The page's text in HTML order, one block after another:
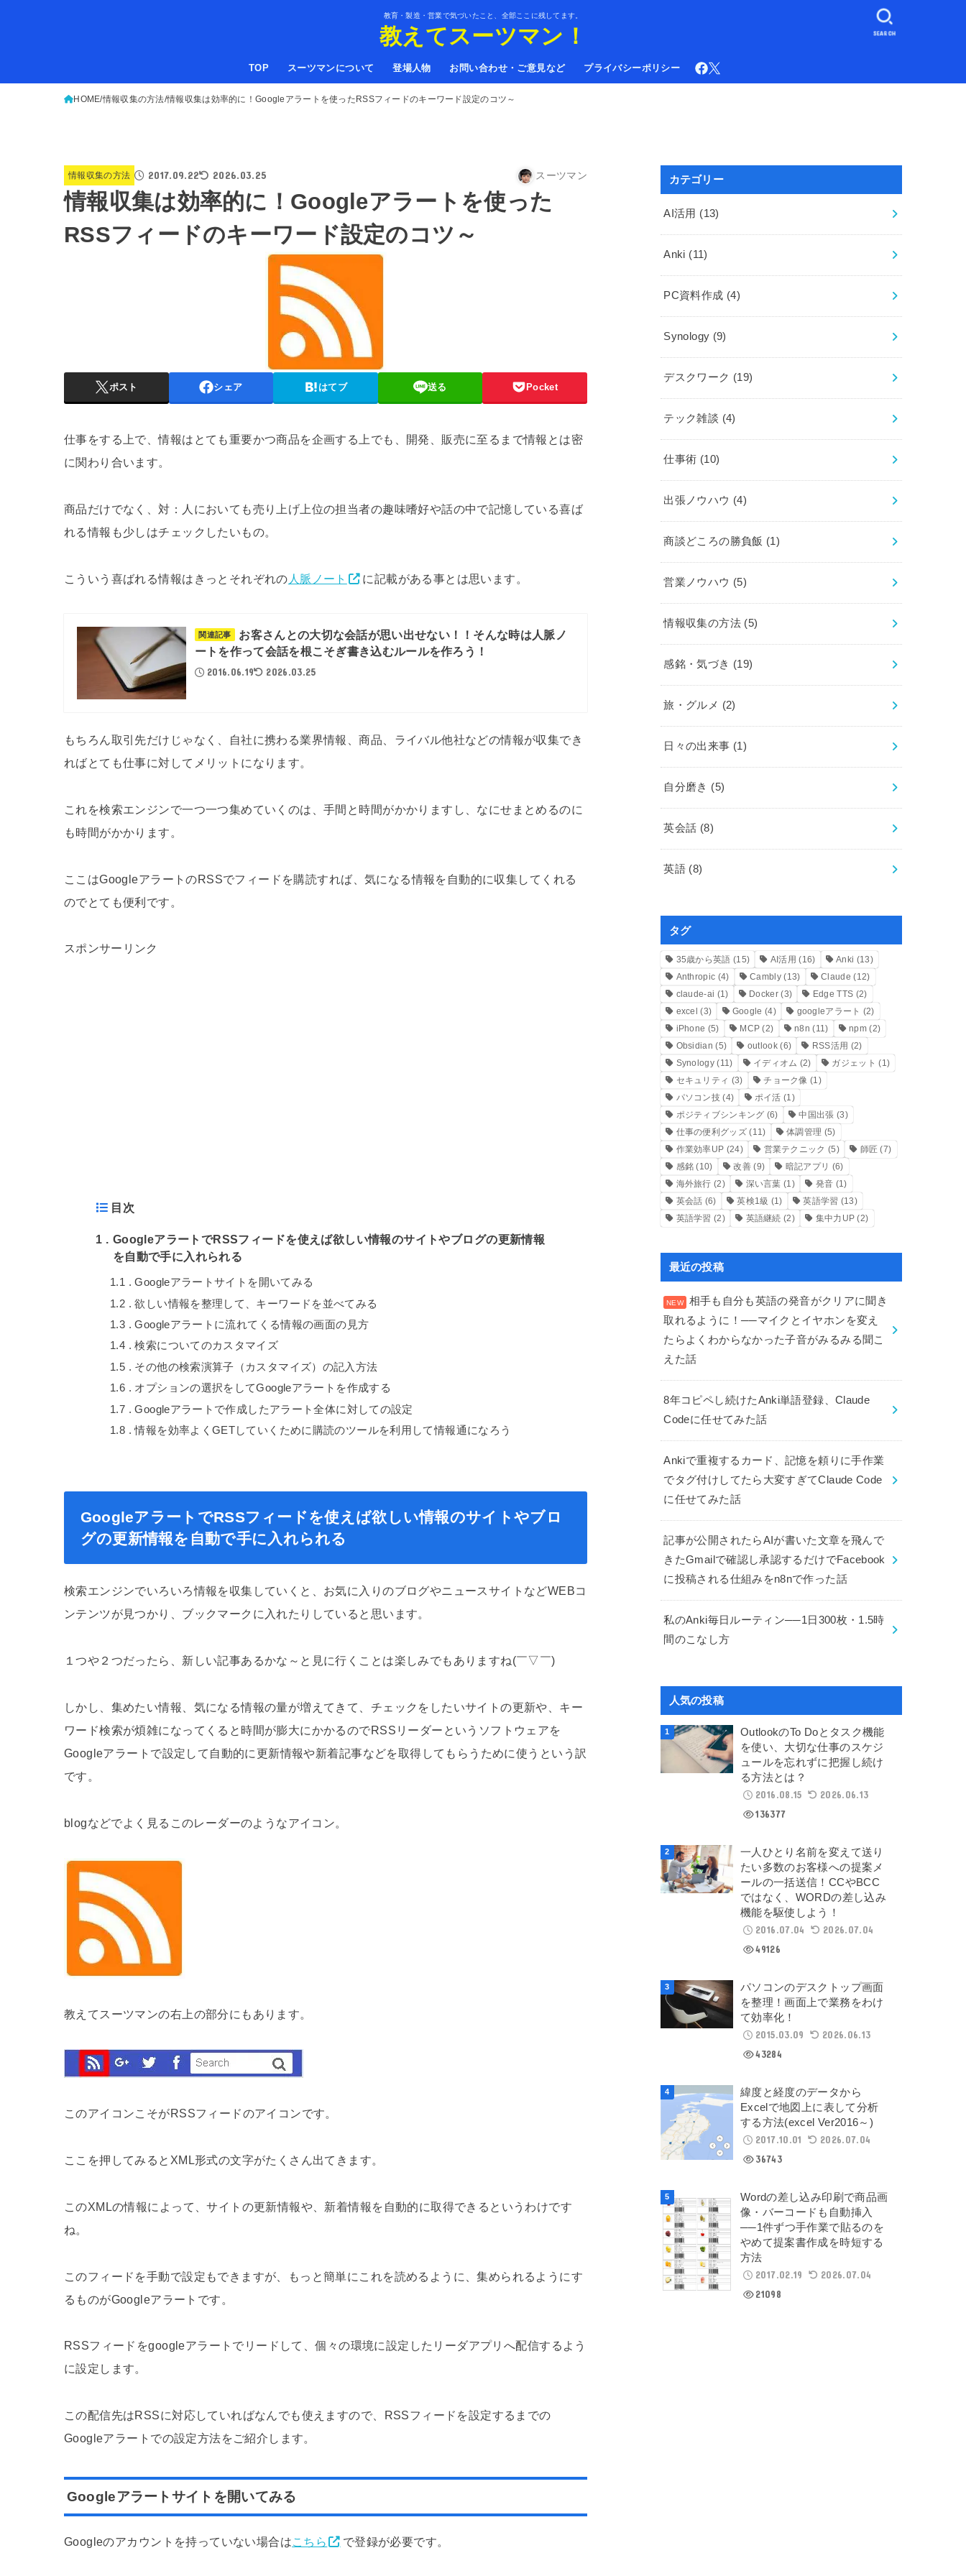
教育・製造・営業で気づいたこと、全部ここに残してます。
教えてスーツマン！
TOP スーツマンについて 登場人物 お問い合わせ・ご意見など プライバシーポリシー
SEARCH
HOME 情報収集の方法 情報収集は効率的に！Googleアラートを使ったRSSフィードのキーワード設定のコツ～
情報収集の方法 2017.09.22 2026.03.25 スーツマン
情報収集は効率的に！Googleアラートを使った
RSSフィードのキーワード設定のコツ～
ポスト シェア はてブ 送る Pocket
仕事をする上で、情報はとても重要かつ商品を企画する上でも、開発、販売に至るまで情報とは密
に関わり合います。
商品だけでなく、対：人においても売り上げ上位の担当者の趣味嗜好や話の中で記憶している喜ば
れる情報も少しはチェックしたいもの。
こういう喜ばれる情報はきっとそれぞれの 人脈ノート に記載がある事とは思います。
関連記事
お客さんとの大切な会話が思い出せない！！そんな時は人脈ノ
ートを作って会話を根こそぎ書き込むルールを作ろう！
2016.06.19 2026.03.25
もちろん取引先だけじゃなく、自社に携わる業界情報、商品、ライバル他社などの情報が収集でき
ればとても仕事に対してメリットになります。
これを検索エンジンで一つ一つ集めていくのは、手間と時間がかかりますし、なにせまとめるのに
も時間がかかります。
ここはGoogleアラートのRSSでフィードを購読すれば、気になる情報を自動的に収集してくれる
のでとても便利です。
スポンサーリンク
目次
1
GoogleアラートでRSSフィードを使えば欲しい情報のサイトやブログの更新情報
を自動で手に入れられる
1.1
Googleアラートサイトを開いてみる
1.2
欲しい情報を整理して、キーワードを並べてみる
1.3
Googleアラートに流れてくる情報の画面の見方
1.4
検索についてのカスタマイズ
1.5
その他の検索演算子（カスタマイズ）の記入方法
1.6
オプションの選択をしてGoogleアラートを作成する
1.7
Googleアラートで作成したアラート全体に対しての設定
1.8
情報を効率よくGETしていくために購読のツールを利用して情報通になろう
GoogleアラートでRSSフィードを使えば欲しい情報のサイトやブロ
グの更新情報を自動で手に入れられる
検索エンジンでいろいろ情報を収集していくと、お気に入りのブログやニュースサイトなどWEBコ
ンテンツが見つかり、ブックマークに入れたりしていると思います。
１つや２つだったら、新しい記事あるかな～と見に行くことは楽しみでもありますね(￣▽￣)
しかし、集めたい情報、気になる情報の量が増えてきて、チェックをしたいサイトの更新や、キー
ワード検索が煩雑になってくると時間が膨大にかかるのでRSSリーダーというソフトウェアを
Googleアラートで設定して自動的に更新情報や新着記事などを取得してもらうために使うという訳
です。
blogなどでよく見るこのレーダーのようなアイコン。
教えてスーツマンの右上の部分にもあります。
このアイコンこそがRSSフィードのアイコンです。
ここを押してみるとXML形式の文字がたくさん出てきます。
このXMLの情報によって、サイトの更新情報や、新着情報を自動的に取得できるというわけです
ね。
このフィードを手動で設定もできますが、もっと簡単にこれを読めるように、集められるようにす
るものがGoogleアラートです。
RSSフィードをgoogleアラートでリードして、個々の環境に設定したリーダアプリへ配信するよう
に設定します。
この配信先はRSSに対応していればなんでも使えますので、RSSフィードを設定するまでの
Googleアラートでの設定方法をご紹介します。
Googleアラートサイトを開いてみる
Googleのアカウントを持っていない場合はこちら で登録が必要です。
カテゴリー
AI活用 (13)
Anki (11)
PC資料作成 (4)
Synology (9)
デスクワーク (19)
テック雑談 (4)
仕事術 (10)
出張ノウハウ (4)
商談どころの勝負飯 (1)
営業ノウハウ (5)
情報収集の方法 (5)
感銘・気づき (19)
旅・グルメ (2)
日々の出来事 (1)
自分磨き (5)
英会話 (8)
英語 (8)
タグ
35歳から英語 (15) AI活用 (16) Anki (13)
Anthropic (4) Cambly(13) Claude (12)
claude-ai (1) Docker(3) Edge TTS (2)
excel (3) Google (4) googleアラート (2)
iPhone (5) MCP (2) n8n (11) npm (2)
Obsidian (5) outlook(6) RSS活用 (2)
Synology(11) イディオム (2) ガジェット (1)
セキュリティ (3) チョーク像 (1)
パソコン技 (4) ポイ活 (1)
ポジティブシンキング (6) 中国出張 (3)
仕事の便利グッズ(11) 体調管理 (5)
作業効率UP (24) 営業テクニック (5) 師匠 (7)
感銘 (10) 改善(9) 暗記アプリ (6)
海外旅行 (2) 深い言葉 (1) 発音 (1)
英会話 (6) 英検1級 (1) 英語学習 (13)
英語学習 (2) 英語継続 (2) 集中力UP (2)
最近の投稿
相手も自分も英語の発音がクリアに聞き
取れるように！──マイクとイヤホンを変え
たらよくわからなかった子音がみるみる聞こ
えた話
8年コピペし続けたAnki単語登録、Claude
Codeに任せてみた話
Ankiで重複するカード、記憶を頼りに手作業
でタグ付けしてたら大変すぎてClaude Code
に任せてみた話
記事が公開されたらAIが書いた文章を飛んで
きたGmailで確認し承認するだけでFacebook
に投稿される仕組みをn8nで作った話
私のAnki毎日ルーティン──1日300枚・1.5時
間のこなし方
人気の投稿
OutlookのTo Doとタスク機能
を使い、大切な仕事のスケジ
ュールを忘れずに把握し続け
る方法とは？
2016.08.15
2026.06.13
136377
一人ひとり名前を変えて送り
たい多数のお客様への提案メ
ールの一括送信！CCやBCC
ではなく、WORDの差し込み
機能を駆使しよう！
2016.07.04
2026.07.04
49126
パソコンのデスクトップ画面
を整理！画面上で業務をわけ
て効率化！
2015.03.09
2026.06.13
43284
緯度と経度のデータから
Excelで地図上に表して分析
する方法(excel Ver2016～)
2017.10.01
2026.07.04
36743
Wordの差し込み印刷で商品画
像・バーコードも自動挿入
──1件ずつ手作業で貼るのを
やめて提案書作成を時短する
方法
2017.02.19
2026.07.04
21098